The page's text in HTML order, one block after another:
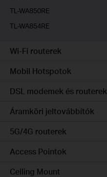
TL-WA850RE
TL-WA854RE
Wi-Fi routerek
Mobil Hotspotok
DSL modemek és routerek
Áramköri jeltovábbítók
5G/4G routerek
Access Pointok
Ceiling Mount